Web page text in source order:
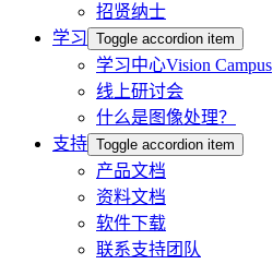
招贤纳士
学习 Toggle accordion item
学习中心Vision Campus
线上研讨会
什么是图像处理？
支持 Toggle accordion item
产品文档
资料文档
软件下载
联系支持团队